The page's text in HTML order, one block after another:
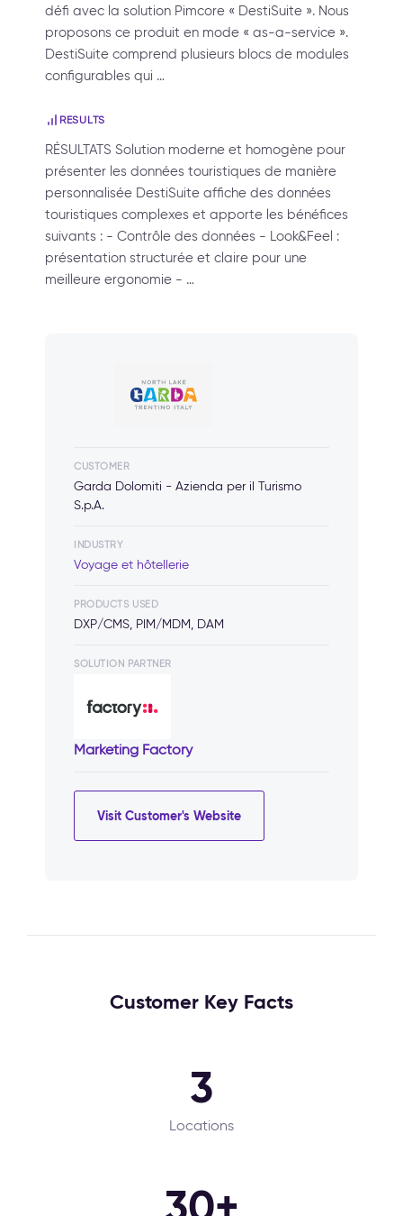
défi avec la solution Pimcore « DestiSuite ». Nous
proposons ce produit en mode « as-a-service ».
DestiSuite comprend plusieurs blocs de modules
configurables qui …
RESULTS
RÉSULTATS Solution moderne et homogène pour
présenter les données touristiques de manière
personnalisée DestiSuite affiche des données
touristiques complexes et apporte les bénéfices
suivants : - Contrôle des données - Look&Feel :
présentation structurée et claire pour une
meilleure ergonomie - …
CUSTOMER
Garda Dolomiti - Azienda per il Turismo
S.p.A.
INDUSTRY
Voyage et hôtellerie
PRODUCTS USED
DXP/CMS, PIM/MDM, DAM
SOLUTION PARTNER
Marketing Factory
Visit Customer's Website
Customer Key Facts
3
Locations